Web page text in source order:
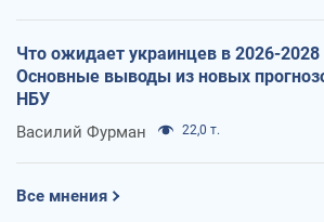
Что ожидает украинцев в 2026-2028
Основные выводы из новых
НБУ
Василий Фурман 22,0 т.
Все мнения